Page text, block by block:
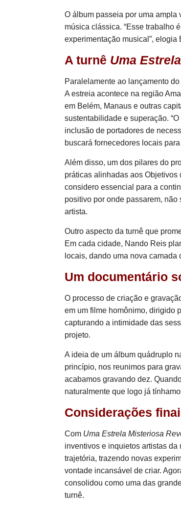
O álbum passeia por uma ampla
música clássica. “Esse trabalho
experimentação musical”, elogia
A turnê Uma
Paralelamente ao lançamento
A estreia acontece na região
em Belém, Manaus e outras
sustentabilidade e superação.
inclusão de portadores de
buscará fornecedores locais
Além disso, um dos pilares do
práticas alinhadas aos Objetivos
considero essencial para a
positivo por onde passarem, não
artista.
Outro aspecto da turnê que
Em cada cidade, Nando Reis
locais, dando uma nova
Um documentário
O processo de criação e
em um filme homônimo, dirigido
capturando a intimidade das
projeto.
A ideia de um álbum quádruplo
princípio, nos reunimos para
acabamos gravando dez.
naturalmente que logo já
Considerações
Com Uma Estrela Misteriosa
inventivos e inquietos artistas
trajetória, trazendo novas
vontade incansável de criar.
consolidou como uma das
turnê.